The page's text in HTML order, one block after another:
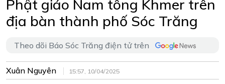
THÔNG BÁO - QUẢNG CÁO CHUYÊN TRANG
Phật giáo Nam tông Khmer trên
địa bàn thành phố Sóc Trăng
Theo dõi Báo Sóc Trăng điện tử trên
Xuân Nguyên 15:57, 10/04/2025